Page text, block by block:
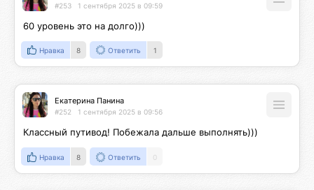
#253 1 сентября 2025 в 09:59
60 уровень это на долго)))
Нравка 8 Ответить 1
Екатерина Панина
#252 1 сентября 2025 в 09:56
Классный путивод! Побежала дальше выполнять)))
Нравка 8 Ответить 0